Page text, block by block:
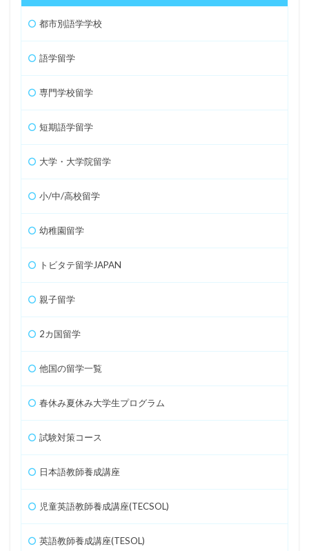
都市別語学学校
語学留学
専門学校留学
短期語学留学
大学・大学院留学
小/中/高校留学
幼稚園留学
トビタテ留学JAPAN
親子留学
2カ国留学
他国の留学一覧
春休み夏休み大学生プログラム
試験対策コース
日本語教師養成講座
児童英語教師養成講座(TECSOL)
英語教師養成講座(TESOL)